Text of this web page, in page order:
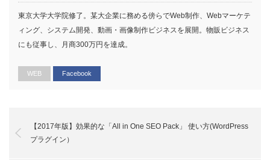
東京大学大学院修了。某大企業に務める傍らでWeb制作、Webマーケテ
ィング、システム開発、動画・画像制作ビジネスを展開。物販ビジネス
にも従事し、月商300万円を達成。
WEB Facebook
【2017年版】効果的な「All in One SEO Pack」 使い方(WordPress
プラグイン）